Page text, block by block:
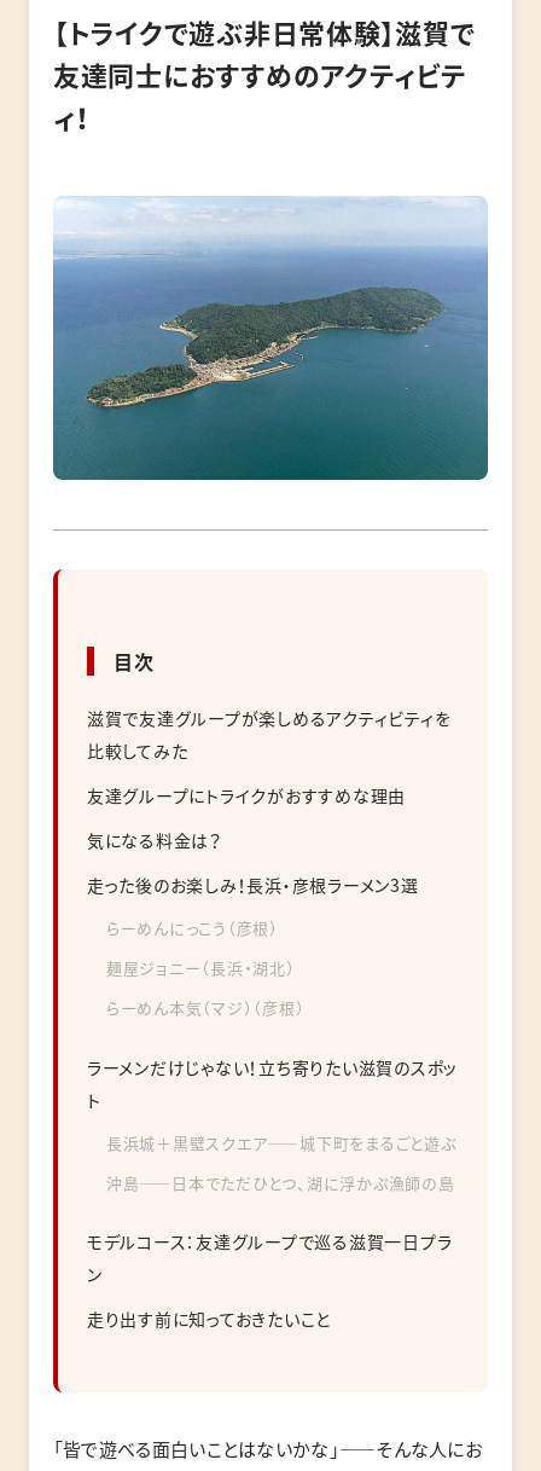
【トライクで遊ぶ非日常体験】滋賀で
友達同士におすすめのアクティビテ
ィ！
目次
滋賀で友達グループが楽しめるアクティビティを
比較してみた
友達グループにトライクがおすすめな理由
気になる料金は？
走った後のお楽しみ！長浜・彦根ラーメン3選
らーめんにっこう（彦根）
麺屋ジョニー（長浜・湖北）
らーめん本気（マジ）（彦根）
ラーメンだけじゃない！立ち寄りたい滋賀のスポッ
ト
長浜城＋黒壁スクエア――城下町をまるごと遊ぶ
沖島――日本でただひとつ、湖に浮かぶ漁師の島
モデルコース：友達グループで巡る滋賀一日プラ
ン
走り出す前に知っておきたいこと
「皆で遊べる面白いことはないかな」――そんな人にお